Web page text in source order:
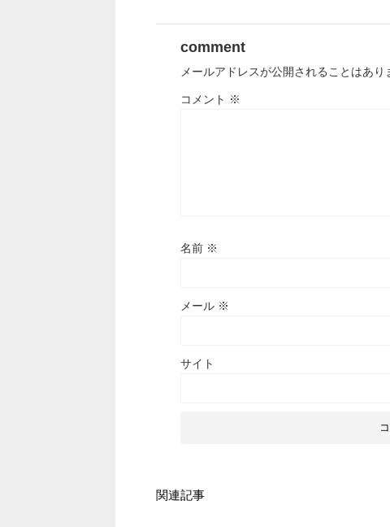
comment
メールアドレスが公開されることはあり
コメント ※
名前 ※
メール ※
サイト
関連記事